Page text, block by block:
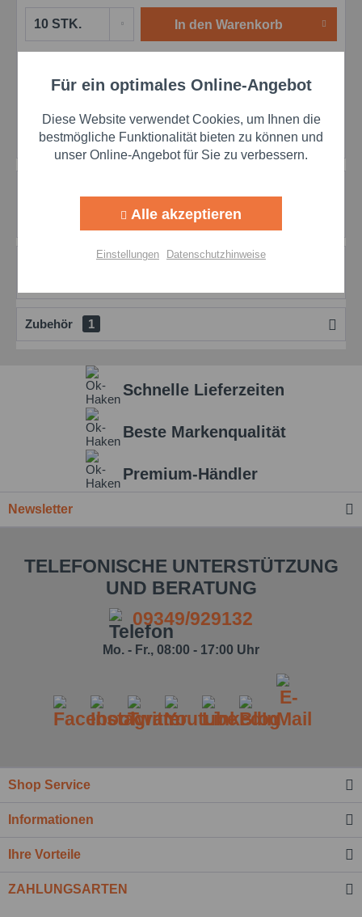
In den Warenkorb
Preis anfragen
Felder mit * sind Pflichtfelder.
Nachricht senden
EAN:
4038127201204
Herstellernr.:
00260030
OKS 260 Montagepaste – Verhindert Passungsrost &
Verschleiß Die OKS 260 Weiße Montagepaste...
Bewertungen
0
Zubehör 1
Schnelle Lieferzeiten
Beste Markenqualität
Premium-Händler
Newsletter
TELEFONISCHE UNTERSTÜTZUNG
UND BERATUNG
09349/929132
Mo. - Fr., 08:00 - 17:00 Uhr
Shop Service
Informationen
Ihre Vorteile
ZAHLUNGSARTEN
Funktionale Aktiv
Marketing Aktiv
Personalisierung Aktiv
Für ein optimales Online-Angebot
Diese Website verwendet Cookies, um Ihnen die
bestmögliche Funktionalität bieten zu können und
unser Online-Angebot für Sie zu verbessern.
Alle akzeptieren
Einstellungen Datenschutzhinweise